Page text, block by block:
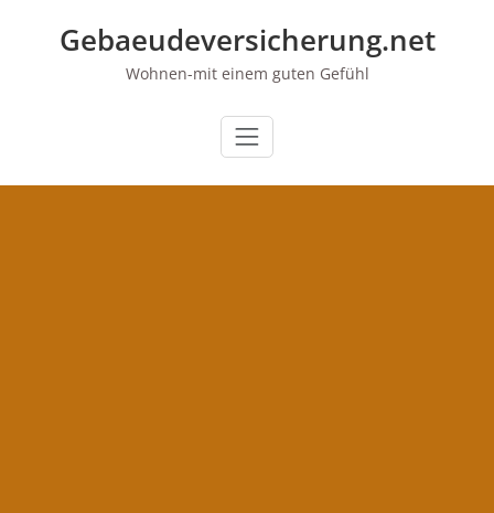
Gebaeudeversicherung.net
Wohnen-mit einem guten Gefühl